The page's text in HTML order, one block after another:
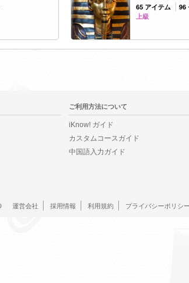
65 アイテム 96
上級
ご利用方法について
iKnow! ガイド
カスタムコースガイド
中国語入力ガイド
運営会社 採用情報 利用規約 プライバシーポリシー